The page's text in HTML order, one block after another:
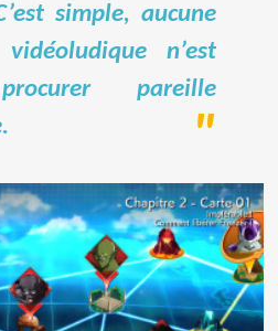
simple, aucune
n’est
pareille